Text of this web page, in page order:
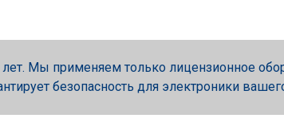
Мы применяем только лицензионное
безопасность для электроники